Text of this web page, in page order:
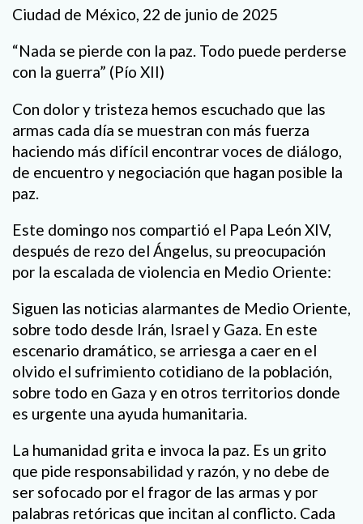
Ciudad de México, 22 de junio de 2025
“Nada se pierde con la paz. Todo puede perderse
con la guerra” (Pío XII)
Con dolor y tristeza hemos escuchado que las
armas cada día se muestran con más fuerza
haciendo más difícil encontrar voces de diálogo,
de encuentro y negociación que hagan posible la
paz.
Este domingo nos compartió el Papa León XIV,
después de rezo del Ángelus, su preocupación
por la escalada de violencia en Medio Oriente:
Siguen las noticias alarmantes de Medio Oriente,
sobre todo desde Irán, Israel y Gaza. En este
escenario dramático, se arriesga a caer en el
olvido el sufrimiento cotidiano de la población,
sobre todo en Gaza y en otros territorios donde
es urgente una ayuda humanitaria.
La humanidad grita e invoca la paz. Es un grito
que pide responsabilidad y razón, y no debe de
ser sofocado por el fragor de las armas y por
palabras retóricas que incitan al conflicto. Cada